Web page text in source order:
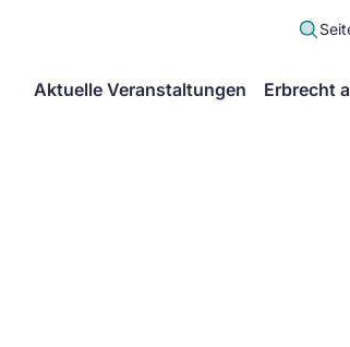
Aktuelle Veranstaltungen Erbrecht